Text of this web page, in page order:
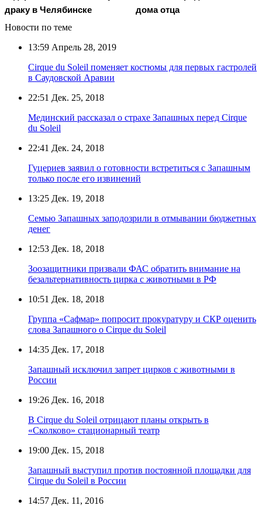
драку в Челябинске
дома отца
Новости по теме
13:59 Апрель 28, 2019
Cirque du Soleil поменяет костюмы для первых гастролей
в Саудовской Аравии
22:51 Дек. 25, 2018
Мединский рассказал о страхе Запашных перед Cirque
du Soleil
22:41 Дек. 24, 2018
Гуцериев заявил о готовности встретиться с Запашным
только после его извинений
13:25 Дек. 19, 2018
Семью Запашных заподозрили в отмывании бюджетных
денег
12:53 Дек. 18, 2018
Зоозащитники призвали ФАС обратить внимание на
безальтернативность цирка с животными в РФ
10:51 Дек. 18, 2018
Группа «Сафмар» попросит прокуратуру и СКР оценить
слова Запашного о Cirque du Soleil
14:35 Дек. 17, 2018
Запашный исключил запрет цирков с животными в
России
19:26 Дек. 16, 2018
В Cirque du Soleil отрицают планы открыть в
«Сколково» стационарный театр
19:00 Дек. 15, 2018
Запашный выступил против постоянной площадки для
Cirque du Soleil в России
14:57 Дек. 11, 2016